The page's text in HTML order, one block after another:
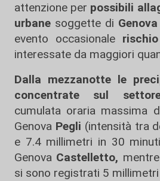
attenzione per possibili
urbane soggette di Genova
evento occasionale
interessate da maggiori
Dalla mezzanotte le
concentrate sul
cumulata oraria massima
Genova Pegli (intensità tra
e 7.4 millimetri in 30
Genova Castelletto,
si sono registrati 5